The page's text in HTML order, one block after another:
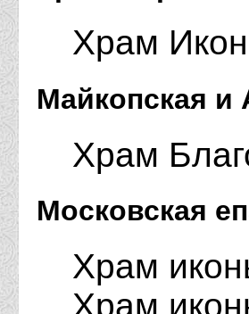
Храм
Майкопская и
Храм
Московская
Храм
Храм